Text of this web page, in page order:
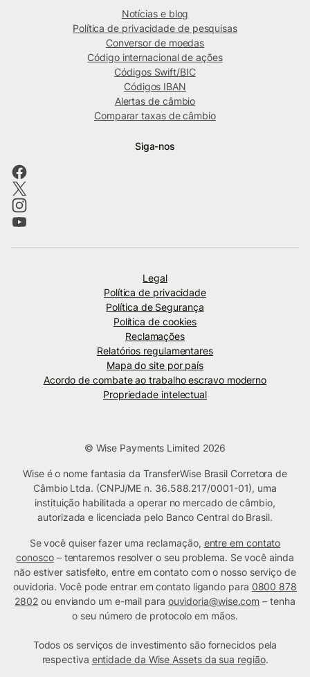
Notícias e blog
Política de privacidade de pesquisas
Conversor de moedas
Código internacional de ações
Códigos Swift/BIC
Códigos IBAN
Alertas de câmbio
Comparar taxas de câmbio
Siga-nos
Legal
Política de privacidade
Política de Segurança
Política de cookies
Reclamações
Relatórios regulamentares
Mapa do site por país
Acordo de combate ao trabalho escravo moderno
Propriedade intelectual
© Wise Payments Limited 2026
Wise é o nome fantasia da TransferWise Brasil Corretora de
Câmbio Ltda. (CNPJ/ME n. 36.588.217/0001-01), uma
instituição habilitada a operar no mercado de câmbio,
autorizada e licenciada pelo Banco Central do Brasil.
Se você quiser fazer uma reclamação, entre em contato
conosco– tentaremos resolver o seu problema. Se você ainda
não estiver satisfeito, entre em contato com o nosso serviço de
ouvidoria. Você pode entrar em contato ligando para 0800 878
2802 ou enviando um e-mail para ouvidoria@wise.com – tenha
o seu número de protocolo em mãos.
Todos os serviços de investimento são fornecidos pela
respectiva entidade da Wise Assets da sua região.